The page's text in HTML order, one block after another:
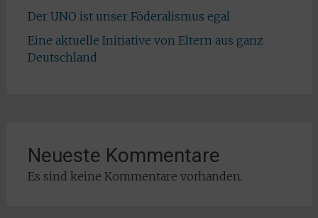
Der UNO ist unser Föderalismus egal
Eine aktuelle Initiative von Eltern aus ganz
Deutschland
Neueste Kommentare
Es sind keine Kommentare vorhanden.